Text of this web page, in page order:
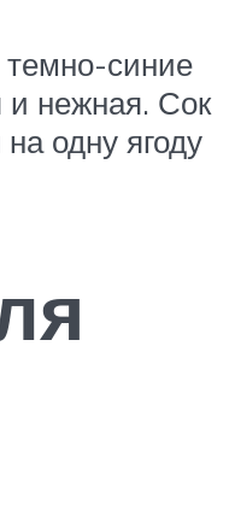
синие
и нежная. Сок
одну ягоду